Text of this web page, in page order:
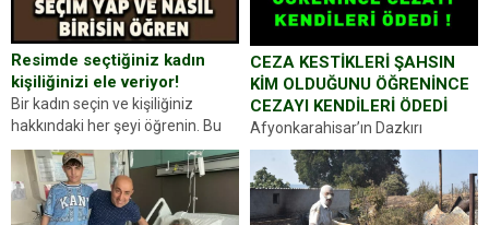
Resimde seçtiğiniz kadın
kişiliğinizi ele veriyor!
Bir kadın seçin ve kişiliğiniz
hakkındaki her şeyi öğrenin. Bu
kez karşınıza oldukça farklı bir
kişilik testiyle çıkıyoruz. Resimde
gördüğünüz kadın figürlerinden
dikkatinizi en...
CEZA KESTİKLERİ ŞAHSIN
KİM OLDUĞUNU ÖĞRENİNCE
CEZAYI KENDİLERİ ÖDEDİ
Afyonkarahisar’ın Dazkırı
ilçesinde trafik uygulaması
yapan jandarma ekipleri
durdurdukları bir otomobilin
sürücüsünden ehliyet ve ruhsat